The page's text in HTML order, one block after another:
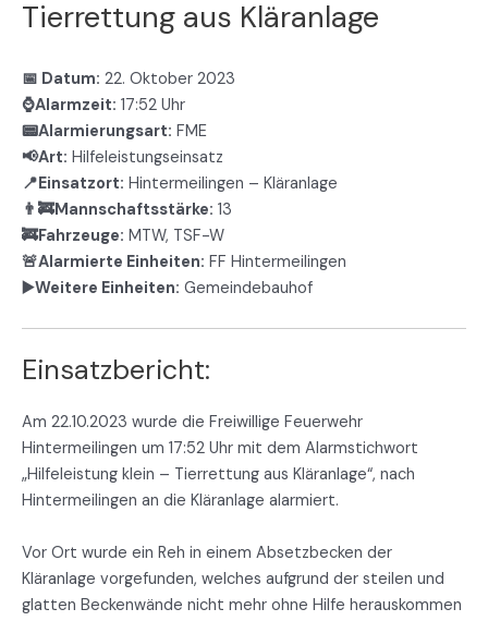
Tierrettung aus Kläranlage
📅 Datum: 22. Oktober 2023
⌚Alarmzeit: 17:52 Uhr
📟Alarmierungsart: FME
📢Art: Hilfeleistungseinsatz
📍Einsatzort: Hintermeilingen – Kläranlage
👨‍🚒Mannschaftsstärke: 13
🚒Fahrzeuge: MTW, TSF-W
🚨Alarmierte Einheiten: FF Hintermeilingen
▶️Weitere Einheiten: Gemeindebauhof
Einsatzbericht:
Am 22.10.2023 wurde die Freiwillige Feuerwehr
Hintermeilingen um 17:52 Uhr mit dem Alarmstichwort
„Hilfeleistung klein – Tierrettung aus Kläranlage“, nach
Hintermeilingen an die Kläranlage alarmiert.
Vor Ort wurde ein Reh in einem Absetzbecken der
Kläranlage vorgefunden, welches aufgrund der steilen und
glatten Beckenwände nicht mehr ohne Hilfe herauskommen